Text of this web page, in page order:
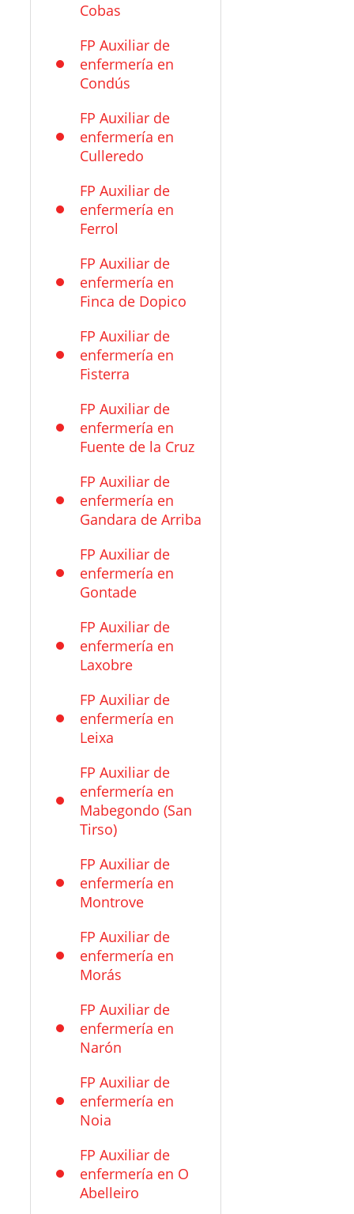
Cobas
FP Auxiliar de
enfermería en
Condús
FP Auxiliar de
enfermería en
Culleredo
FP Auxiliar de
enfermería en
Ferrol
FP Auxiliar de
enfermería en
Finca de Dopico
FP Auxiliar de
enfermería en
Fisterra
FP Auxiliar de
enfermería en
Fuente de la Cruz
FP Auxiliar de
enfermería en
Gandara de Arriba
FP Auxiliar de
enfermería en
Gontade
FP Auxiliar de
enfermería en
Laxobre
FP Auxiliar de
enfermería en
Leixa
FP Auxiliar de
enfermería en
Mabegondo (San
Tirso)
FP Auxiliar de
enfermería en
Montrove
FP Auxiliar de
enfermería en
Morás
FP Auxiliar de
enfermería en
Narón
FP Auxiliar de
enfermería en
Noia
FP Auxiliar de
enfermería en O
Abelleiro